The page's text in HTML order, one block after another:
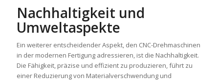
Nachhaltigkeit und
Umweltaspekte
Ein weiterer entscheidender Aspekt, den CNC-Drehmaschinen
in der modernen Fertigung adressieren, ist die Nachhaltigkeit.
Die Fähigkeit, präzise und effizient zu produzieren, führt zu
einer Reduzierung von Materialverschwendung und